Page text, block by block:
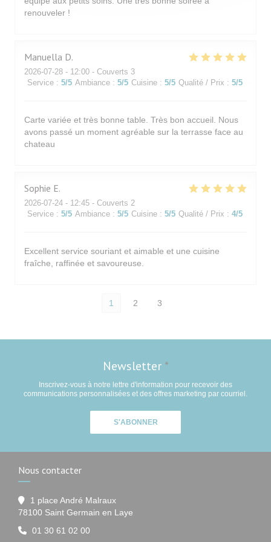
renouveler !
Manuella D
2026-07-28 - 12:00 - Couverts 3
Service : 5/5 Ambiance : 5/5 Cuisine : 5/5 Qualité / Prix : 5/5
Carte variée et très bonne table. Très bon accueil. Nous
avons passé un moment agréable sur la terrasse face au
chateau
Sophie E
2026-07-24 - 12:45 - Couverts 2
Service : 5/5 Ambiance : 5/5 Cuisine : 5/5 Qualité / Prix : 4/5
Excellent service souriant et aimable et une cuisine
fraîche, raffinée et savoureuse.
1 2 3
Newsletter *
Inscrivez-vous à notre lettre d'information pour recevoir des
communications personnalisées et des offres marketing par courriel.
S'ABONNER
Nous contacter
1 place André Malraux
78100 Saint Germain en Laye
01 30 61 02 00